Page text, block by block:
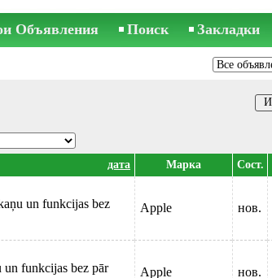
Объявления Поиск Закладки
дата Марка Сост.
un funkcijas bez Apple нов.
funkcijas bez pār Apple нов.